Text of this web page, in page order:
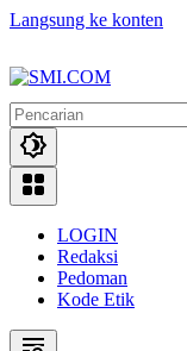
Langsung ke konten
LOGIN
Redaksi
Pedoman
Kode Etik